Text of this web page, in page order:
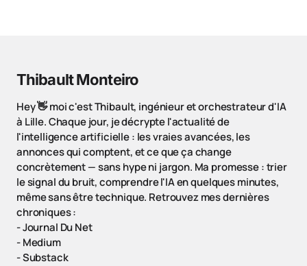
Thibault Monteiro
Hey 👋 moi c'est Thibault, ingénieur et orchestrateur d'IA
à Lille. Chaque jour, je décrypte l'actualité de
l'intelligence artificielle : les vraies avancées, les
annonces qui comptent, et ce que ça change
concrètement — sans hype ni jargon. Ma promesse : trier
le signal du bruit, comprendre l'IA en quelques minutes,
même sans être technique. Retrouvez mes dernières
chroniques :
-Journal Du Net
-Medium
-Substack